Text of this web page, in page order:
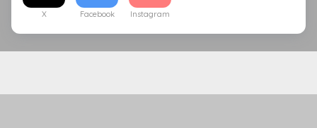
X Facebook Instagram